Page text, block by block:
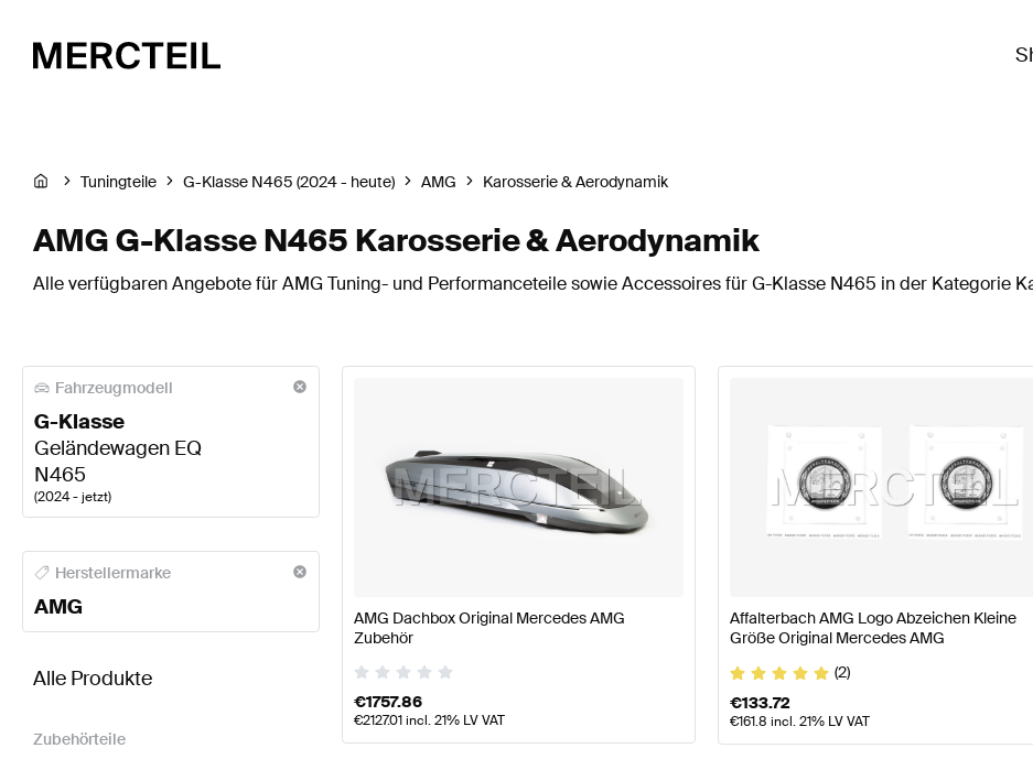
Tuningteile G-Klasse N465 (2024 - heute) AMG Karosserie & Aerodynamik
AMG G-Klasse N465 Karosserie & Aerodynamik
Alle verfügbaren Angebote für AMG Tuning- und Performanceteile sowie Accessoires für G-Klasse N465 in der Kategorie
Fahrzeugmodell
G-Klasse
Geländewagen EQ
N465
(2024 - jetzt)
AMG A-Klasse Karosserie & Aerodynamik AMG A-Klasse W177 Modellpflege Karosserie & AerodynamikAMG A-
Herstellermarke
AMG
AMG G-Klasse N465 Karosserie & Aerodynamik
Alle Produkte
Zubehörteile
AMG Dachbox Original Mercedes AMG
Zubehör
€1757.86
€2127.01incl. 21% LV VAT
Affalterbach AMG Logo Abzeichen Kleine
Größe Original Mercedes AMG
(2)
€133.72
€161.8 incl. 21% LV VAT